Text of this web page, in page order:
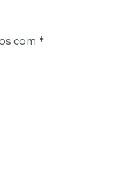
com *